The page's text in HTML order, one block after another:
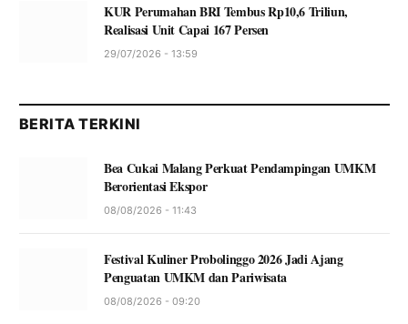
KUR Perumahan BRI Tembus Rp10,6 Triliun,
Realisasi Unit Capai 167 Persen
29/07/2026 - 13:59
BERITA TERKINI
Bea Cukai Malang Perkuat Pendampingan UMKM
Berorientasi Ekspor
08/08/2026 - 11:43
Festival Kuliner Probolinggo 2026 Jadi Ajang
Penguatan UMKM dan Pariwisata
08/08/2026 - 09:20